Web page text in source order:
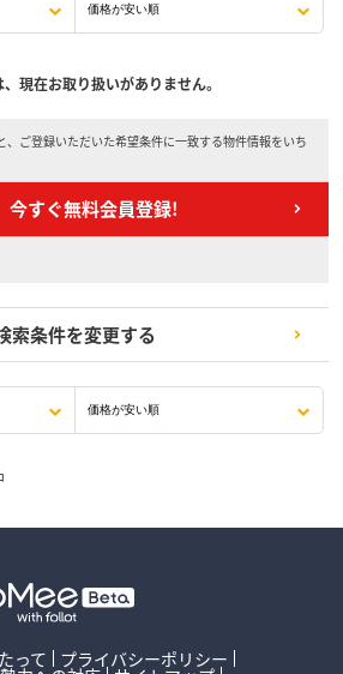
現在お取り扱いがありません。
、ご登録いただいた希望条件に一致する物件情報をいち
今すぐ無料会員登録!
索条件を変更する
って プライバシーポリシー